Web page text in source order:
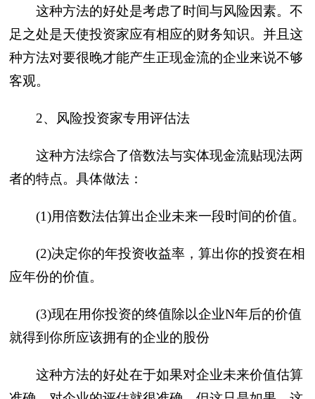
这种方法的好处是考虑了时间与风险因素。不
足之处是天使投资家应有相应的财务知识。并且这
种方法对要很晚才能产生正现金流的企业来说不够
客观。
2、风险投资家专用评估法
这种方法综合了倍数法与实体现金流贴现法两
者的特点。具体做法：
(1)用倍数法估算出企业未来一段时间的价值。
(2)决定你的年投资收益率，算出你的投资在相
应年份的价值。
(3)现在用你投资的终值除以企业N年后的价值
就得到你所应该拥有的企业的股份
这种方法的好处在于如果对企业未来价值估算